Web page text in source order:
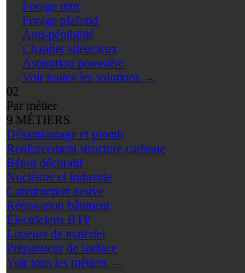
Forage mur
Forage plafond
Anti-pénibilité
Chantier silencieux
Aspiration poussière
Voir toutes les solutions →
02
Par métier
9 MÉTIERS
Désamiantage et plomb
Renforcement structure carbone
Béton décoratif
Nucléaire et industrie
Construction neuve
Rénovation bâtiment
Électriciens BTP
Loueurs de matériel
Préparateur de surface
Voir tous les métiers →